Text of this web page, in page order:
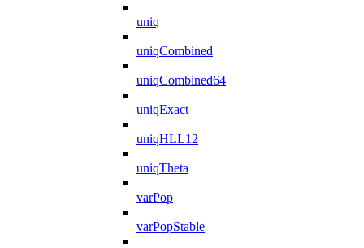
uniq
uniqCombined
uniqCombined64
uniqExact
uniqHLL12
uniqTheta
varPop
varPopStable